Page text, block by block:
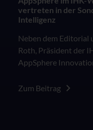
vertreten in der
Intelligenz
Neben dem Editorial
Roth, Präsident der
AppSphere
der Arbeitswelt:
Zum Beitrag